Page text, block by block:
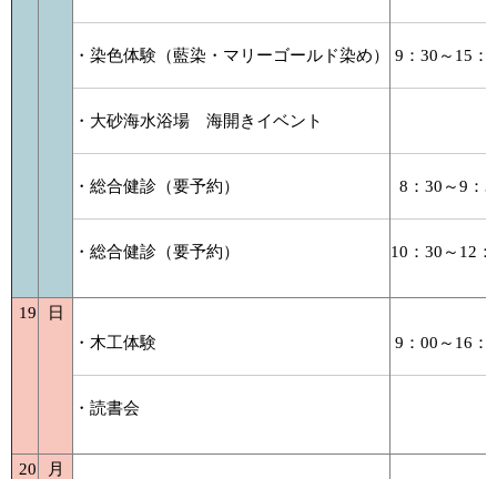
・染色体験（藍染・マリーゴールド染め）
・大砂海水浴場 海開きイベント
・総合健診（要予約）
・総合健診（要予約）
9：30～15：
8：30～9：
10：30～12：
19
日
・木工体験
・読書会
9：00～16：
20
月